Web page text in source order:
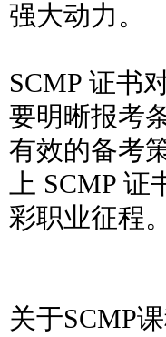
强大动力。
SCMP 证书
要明晰报考
有效的备考
上 SCMP
彩职业征程。
关于SCMP